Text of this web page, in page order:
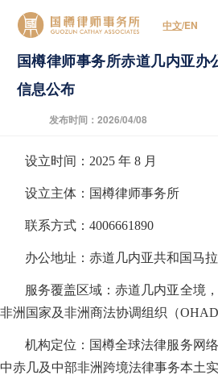
中文/EN
首页 / 海外办公室 / 国家 /
国樽律师事务所赤道几内亚办
信息公布
发布时间：2026/04/08
设立时间：2025 年 8 月
设立主体：国樽律师事务所
联系方式：4006661890
办公地址：赤道几内亚共和国马
服务覆盖区域：赤道几内亚全境
非洲国家及非洲商法协调组织（
机构定位：国樽全球法律服务网
中赤几及中部非洲跨境法律事务本土